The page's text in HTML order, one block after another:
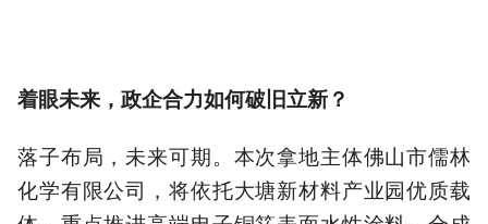
着眼未来， 政企合力如何破旧立新？
落子布局，未来可期。本次拿地主体佛山市儒林
化学有限公司，将依托大塘新材料产业园优质载